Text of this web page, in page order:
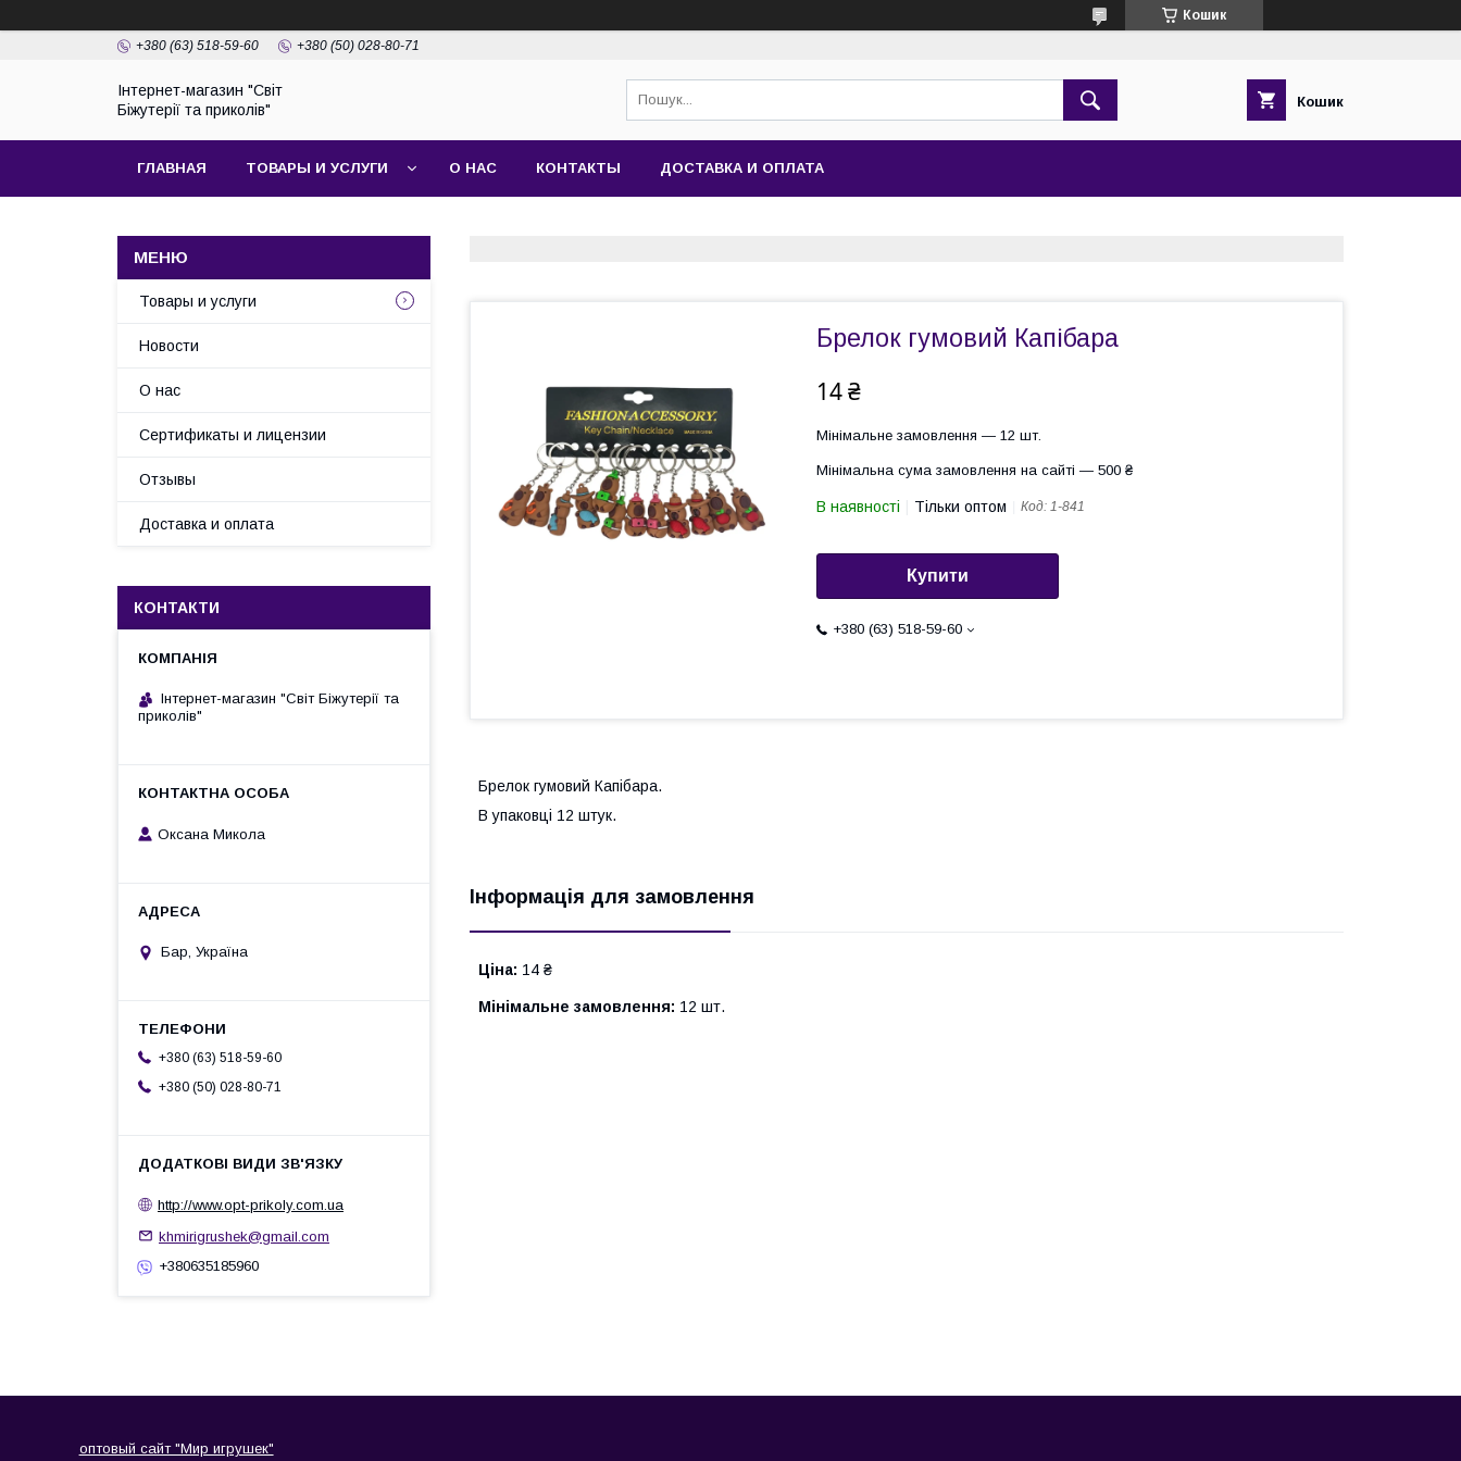
Кошик
+380 (63) 518-59-60 +380 (50) 028-80-71
Інтернет-магазин "Світ
Біжутерії та приколів"
Кошик
ГЛАВНАЯ ТОВАРЫ И УСЛУГИ О НАС КОНТАКТЫ ДОСТАВКА И ОПЛАТА
Брелок гумовий Капібара
14 ₴
Мінімальне замовлення — 12 шт.
Мінімальна сума замовлення на сайті — 500 ₴
В наявності Тільки оптом Код: 1-841
Купити
+380 (63) 518-59-60
Брелок гумовий Капібара.
В упаковці 12 штук.
Інформація для замовлення
Ціна: 14 ₴
Мінімальне замовлення: 12 шт.
Товары и услуги
Новости
О нас
Сертификаты и лицензии
Отзывы
Доставка и оплата
КОНТАКТИ
Інтернет-магазин "Світ Біжутерії та
приколів"
Оксана Микола
Бар, Україна
+380 (63) 518-59-60
+380 (50) 028-80-71
http://www.opt-prikoly.com.ua
khmirigrushek@gmail.com
+380635185960
оптовый сайт "Мир игрушек"